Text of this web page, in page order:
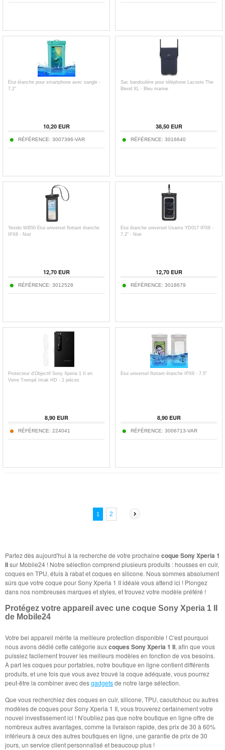
Étui étanche pour smartphone avec sangle -
7.2"
10,20EUR
RÉFÉRENCE: 3007396-VAR
Sac bandoulière pour téléphone Lacoste The
Blend XL - Bleu marine
38,50EUR
RÉFÉRENCE: 3016640
Yesido WB50 Étui universel flottant étanche
IPX8 - Noir
12,70EUR
RÉFÉRENCE: 3012528
Étui étanche universel Usams YD017 IPX8 -
7.2" - Noir
12,70EUR
RÉFÉRENCE: 3018679
Protecteur d'Objectif Sony Xperia 1 II en
Verre Trempé Imak HD - 2 pièces
8,90EUR
RÉFÉRENCE: 224041
Étui universel flottant étanche IPX8 - 7.5"
8,90EUR
RÉFÉRENCE: 3006713-VAR
1 2
Partez dès aujourd'hui à la recherche de votre prochaine coque Sony Xperia 1
IIsur Mobile24 ! Notre sélection comprend plusieurs produits : housses en cuir,
coques en TPU, étuis à rabat et coques en silicone. Nous sommes absolument
sûrs que votre coque pour Sony Xperia 1 II idéale vous attend ici ! Plongez
dans nos nombreuses marques et styles, et trouvez votre modèle préféré !
Protégez votre appareil avec une coque Sony Xperia 1 II
de Mobile24
Votre bel appareil mérite la meilleure protection disponible ! C'est pourquoi
nous avons dédié cette catégorie auxcoques Sony Xperia 1 II, afin que vous
puissiez facilement trouver les meilleurs modèles en fonction de vos besoins.
À part les coques pour portables, notre boutique en ligne contient différents
produits, et une fois que vous avez trouvé la coque adéquate, vous pourrez
peut-être la combiner avec desgadgetsde notre large sélection.
Que vous recherchiez des coques en cuir, silicone, TPU, caoutchouc ou autres
modèles de coques pour Sony Xperia 1 II, vous trouverez certainement votre
nouvel investissement ici ! N'oubliez pas que notre boutique en ligne offre de
nombreux autres avantages, comme la livraison rapide, des prix de 30 à 60%
inférieurs à ceux des autres boutiques en ligne, une garantie de prix de 30
jours, un service client personnalisé et beaucoup plus !